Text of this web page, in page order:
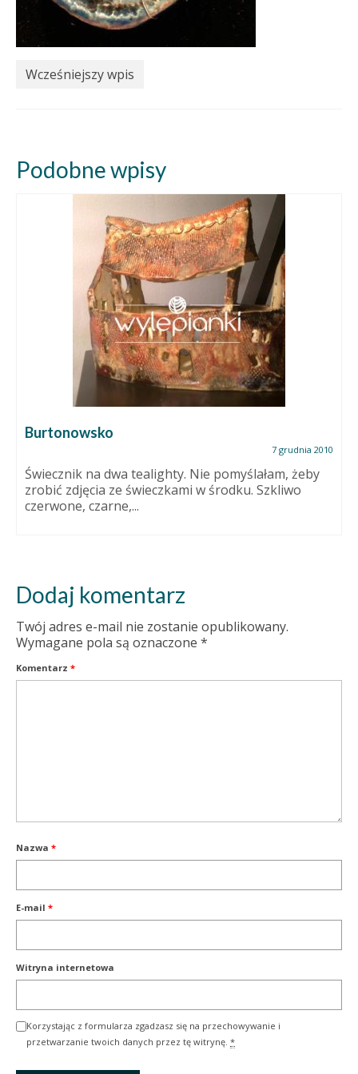
Wcześniejszy wpis
Podobne wpisy
Burtonowsko
7 grudnia 2010
Świecznik na dwa tealighty. Nie pomyślałam, żeby
zrobić zdjęcia ze świeczkami w środku. Szkliwo
czerwone, czarne,...
Dodaj komentarz
Twój adres e-mail nie zostanie opublikowany.
Wymagane pola są oznaczone *
Komentarz *
Nazwa *
E-mail *
Witryna internetowa
Korzystając z formularza zgadzasz się na przechowywanie i
przetwarzanie twoich danych przez tę witrynę. *